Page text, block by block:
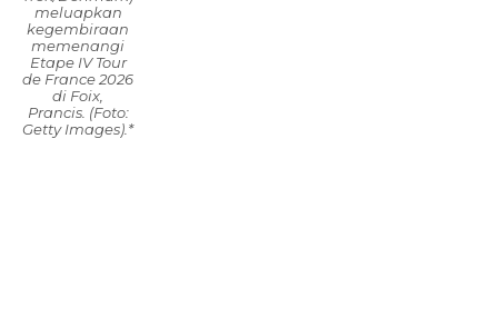
meluapkan
kegembiraan
memenangi
Etape IV Tour
de France 2026
di Foix,
Prancis. (Foto:
Getty Images).*